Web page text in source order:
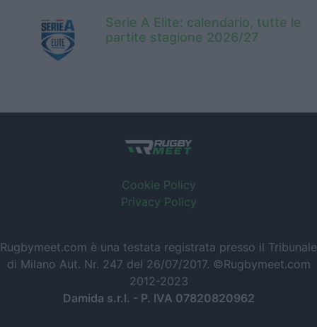
Serie A Elite: calendario, tutte le
partite stagione 2026/27
Cookie Policy
Privacy Policy
Rugbymeet.com è una testata registrata presso il Tribunale
di Milano Aut. Nr. 247 del 26/07/2017. ©Rugbymeet.com
2012-2023
Damida s.r.l. - P. IVA 07820820962